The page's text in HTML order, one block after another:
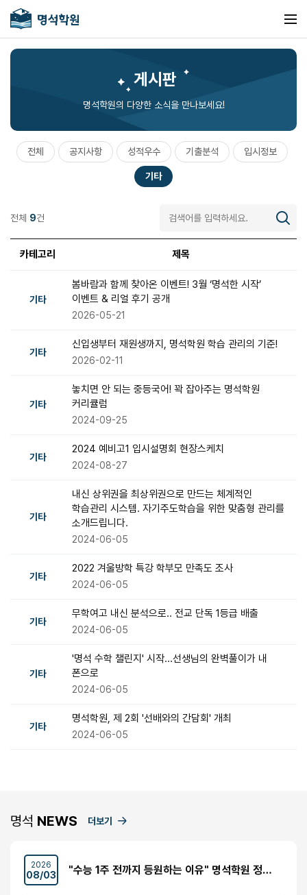
게시판
명석학원의 다양한 소식을 만나보세요!
전체 공지사항 성적우수 기출분석 입시정보
기타
전체 9건
카테고리 제목
기타
봄바람과 함께 찾아온 이벤트! 3월 ‘명석한 시작’
이벤트 & 리얼 후기 공개
2026-05-21
기타
신입생부터 재원생까지, 명석학원 학습 관리의 기준!
2026-02-11
기타
놓치면 안 되는 중등국어! 꽉 잡아주는 명석학원
커리큘럼
2024-09-25
기타
2024 예비고1 입시설명회 현장스케치
2024-08-27
기타
내신 상위권을 최상위권으로 만드는 체계적인
학습관리 시스템. 자기주도학습을 위한 맞춤형 관리를
소개드립니다.
2024-06-05
기타
2022 겨울방학 특강 학부모 만족도 조사
2024-06-05
기타
무학여고 내신 분석으로.. 전교 단독 1등급 배출
2024-06-05
기타
'명석 수학 챌린지' 시작...선생님의 완벽풀이가 내
폰으로
2024-06-05
기타
명석학원, 제 2회 '선배와의 간담회' 개최
2024-06-05
명석 NEWS 더보기
2026
08/03 "수능 1주 전까지 등원하는 이유" 명석학원 정시반 개강 안내 (성수고·경일고·무학여고·대광고 등)